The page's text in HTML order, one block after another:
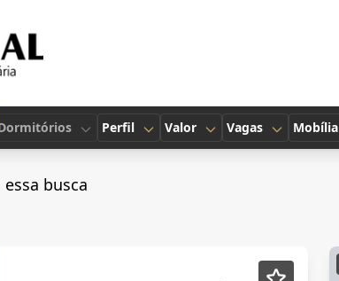
Perfil Valor Vagas Mobília
busca